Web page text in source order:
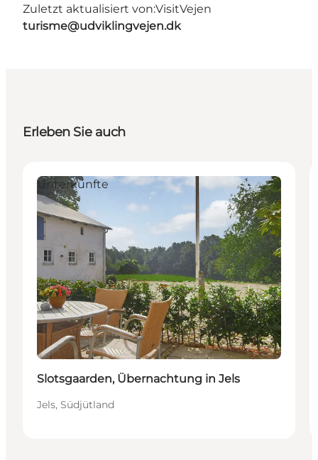
Zuletzt aktualisiert von:VisitVejen
turisme@udviklingvejen.dk
Erleben Sie auch
Unterkünfte
Slotsgaarden, Übernachtung in Jels
Jels, Südjütland